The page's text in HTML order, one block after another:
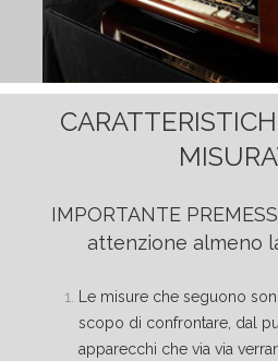
IMPORTANTE
attenzione almeno
Le misure che seguono
scopo di confrontare, dal
apparecchi che via via